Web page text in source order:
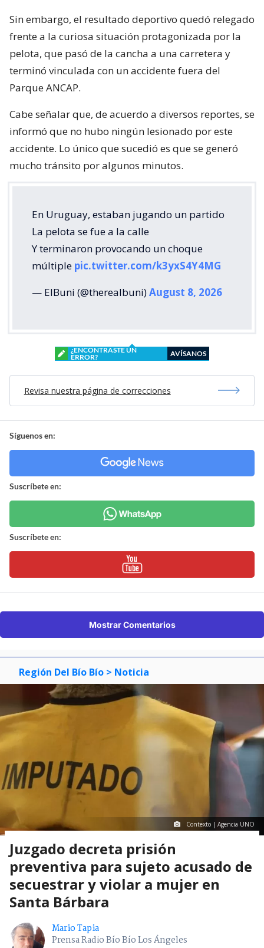
Sin embargo, el resultado deportivo quedó relegado
frente a la curiosa situación protagonizada por la
pelota, que pasó de la cancha a una carretera y
terminó vinculada con un accidente fuera del
Parque ANCAP.
Cabe señalar que, de acuerdo a diversos reportes, se
informó que no hubo ningún lesionado por este
accidente. Lo único que sucedió es que se generó
mucho tránsito por algunos minutos.
En Uruguay, estaban jugando un partido
La pelota se fue a la calle
Y terminaron provocando un choque
múltiple pic.twitter.com/k3yxS4Y4MG
— ElBuni (@therealbuni)August 8, 2026
¿ENCONTRASTE UN
ERROR?
AVÍSANOS
Revisa nuestra página de correcciones
Síguenos en:
Suscríbete en:
Suscríbete en:
Mostrar Comentarios
Región Del Bío Bío > Noticia
Contexto | Agencia UNO
Juzgado decreta prisión
preventiva para sujeto acusado de
secuestrar y violar a mujer en
Santa Bárbara
Mario Tapia
Prensa Radio Bío Bío Los Ángeles